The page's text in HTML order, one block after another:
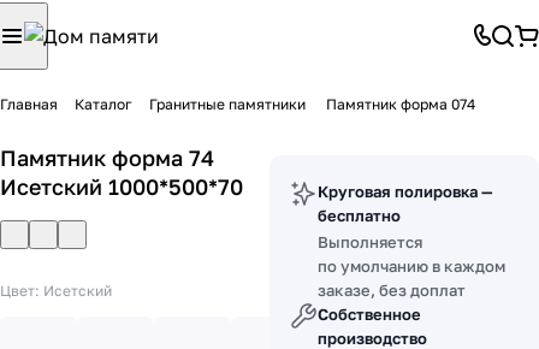
Главная Каталог Гранитные памятники Памятник форма 074
Памятник форма 74
Исетский 1000*500*70
Цвет: Исетский
Круговая полировка —
бесплатно
Выполняется
по умолчанию в каждом
заказе, без доплат
Собственное
производство